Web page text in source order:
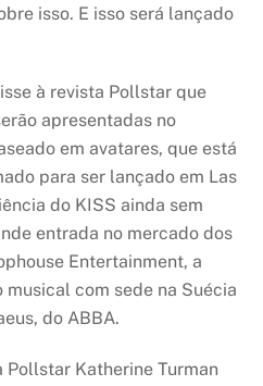
isso. E isso será lançado
à revista Pollstar que
apresentadas no
em avatares, que está
para ser lançado em Las
do KISS ainda sem
entrada no mercado dos
Entertainment, a
com sede na Suécia
do ABBA.
Pollstar Katherine Turman